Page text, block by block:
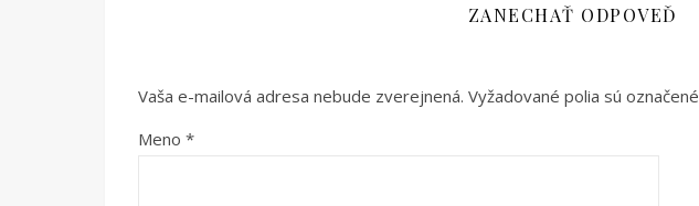
ZANECHAŤ ODPOVEĎ
Vaša e-mailová adresa nebude zverejnená. Vyžadované polia sú označené
Meno *